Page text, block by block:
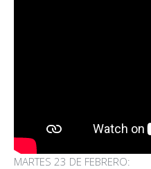
MARTES 23 DE FEBRERO: